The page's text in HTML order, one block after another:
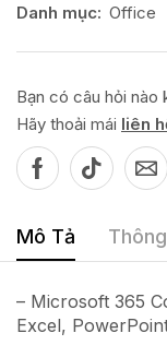
Danh mục: Office
Bạn có câu hỏi nào
Hãy thoải mái liên
Mô Tả
– Microsoft 365
Excel,